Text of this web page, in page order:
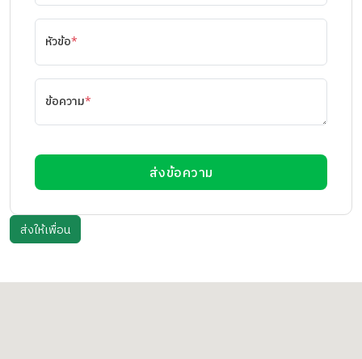
หัวข้อ*
ข้อความ*
ส่งข้อความ